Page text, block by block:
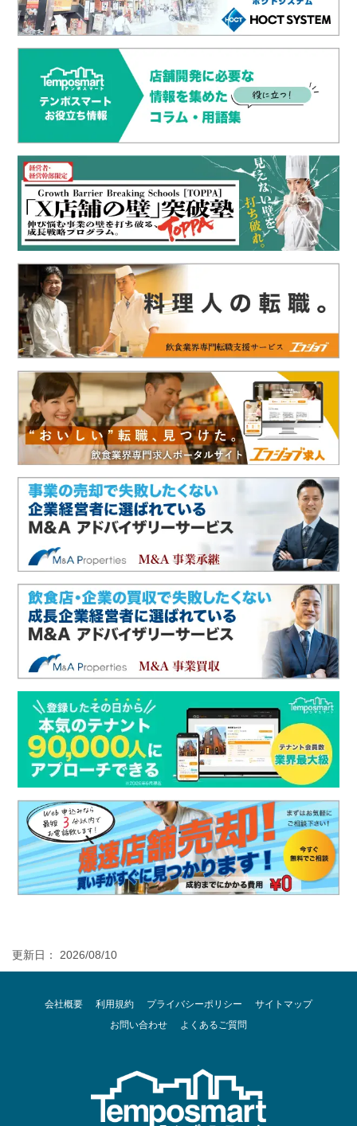
更新日： 2026/08/10
会社概要 利用規約 プライバシーポリシー
サイトマップ
お問い合わせ
よくあるご質問